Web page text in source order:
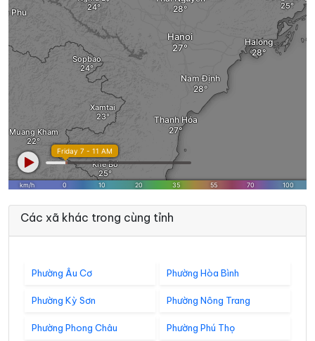
Các xã khác trong cùng tỉnh
Phường Âu Cơ Phường Hòa Bình
Phường Kỳ Sơn Phường Nông Trang
Phường Phong Châu Phường Phú Thọ